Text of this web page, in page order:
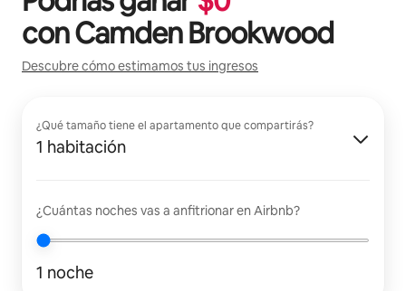
conCamden Brookwood
Descubre cómo estimamos tus ingresos
¿Qué tamaño tiene el apartamento que compartirás?
1 habitación
¿Cuántas noches vas a anfitrionar en Airbnb?
1 noche